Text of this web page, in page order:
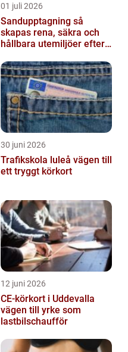
01 juli 2026
Sandupptagning så
skapas rena, säkra och
hållbara utemiljöer efter
30 juni 2026
Trafikskola luleå vägen till
ett tryggt körkort
12 juni 2026
CE-körkort i Uddevalla
vägen till yrke som
lastbilschaufför